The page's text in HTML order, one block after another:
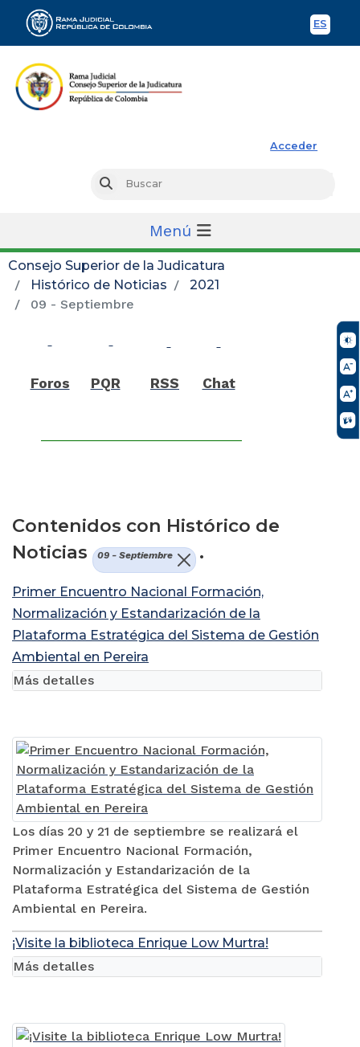
ES
Acceder
Buscar
Menú
Consejo Superior de la Judicatura
Histórico de Noticias
2021
09 - Septiembre
Foros PQR RSS Chat
Contenidos con Histórico de
Noticias
09 - Septiembre .
Primer Encuentro Nacional Formación,
Normalización y Estandarización de la
Plataforma Estratégica del Sistema de Gestión
Ambiental en Pereira
Los días 20 y 21 de septiembre se realizará el
Primer Encuentro Nacional Formación,
Normalización y Estandarización de la
Plataforma Estratégica del Sistema de Gestión
Ambiental en Pereira.
Más detalles
¡Visite la biblioteca Enrique Low Murtra!
Más detalles